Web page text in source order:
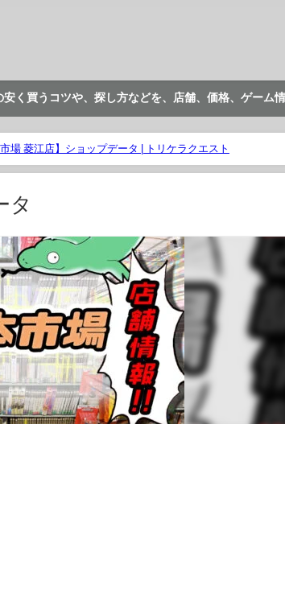
く買うコツや、探し方などを、店舗、価格、ゲーム
市場 菱江店】ショップデータ | トリケラクエスト
タ